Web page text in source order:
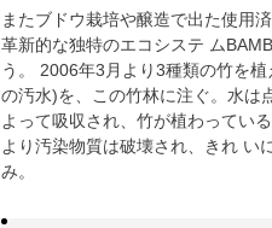
またブドウ栽培や醸造で出た使用
革新的な独特のエコシステ ム
う。 2006年3月より3種類の竹を
の汚水)を、この竹林に注ぐ。水は
よって吸収され、竹が植わってい
より汚染物質は破壊され、きれ い
み。